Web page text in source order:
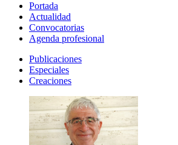
Portada
Actualidad
Convocatorias
Agenda profesional
Publicaciones
Especiales
Creaciones